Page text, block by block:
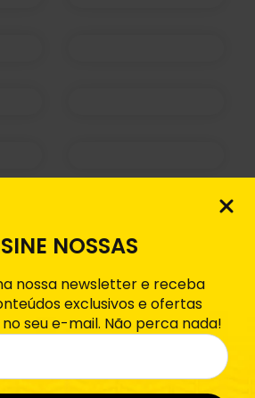
3 4 Próximo >
NOSSAS
nossa newsletter e receba
exclusivos e ofertas
seu e-mail. Não perca nada!